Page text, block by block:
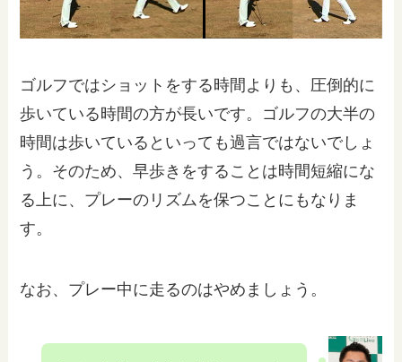
ゴルフではショットをする時間よりも、圧倒的に
歩いている時間の方が長いです。ゴルフの大半の
時間は歩いているといっても過言ではないでしょ
う。そのため、早歩きをすることは時間短縮にな
る上に、プレーのリズムを保つことにもなりま
す。
なお、プレー中に走るのはやめましょう。